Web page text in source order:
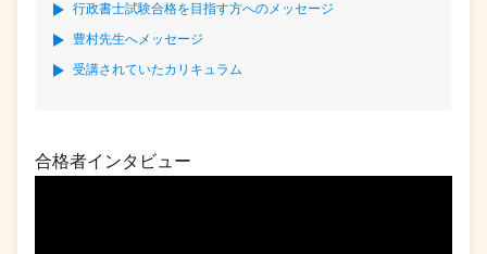
行政書士試験合格を目指す方へのメッセージ
豊村先生へメッセージ
受講されていたカリキュラム
合格者インタビュー